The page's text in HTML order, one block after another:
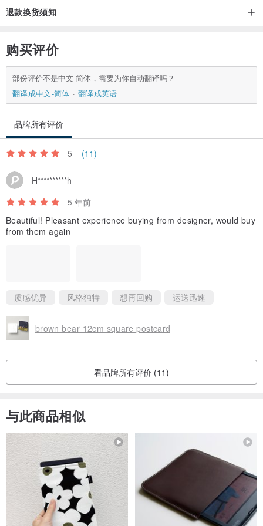
退款换货须知
购买评价
部份评价不是中文-简体，需要为你自动翻译吗？
翻译成中文-简体
翻译成英语
品牌所有评价
5 (11)
H**********h
5 年前
Beautiful! Pleasant experience buying from designer, would buy
from them again
质感优异 风格独特 想再回购 运送迅速
brown bear 12cm square postcard
看品牌所有评价 (11)
与此商品相似